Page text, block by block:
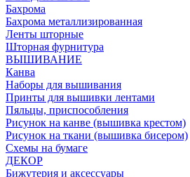
Бахрома
Бахрома металлизированная
Ленты шторные
Шторная фурнитура
ВЫШИВАНИЕ
Канва
Наборы для вышивания
Принты для вышивки лентами
Пяльцы, приспособления
Рисунок на канве (вышивка крестом)
Рисунок на ткани (вышивка бисером)
Схемы на бумаге
ДЕКОР
Бижутерия и аксессуары